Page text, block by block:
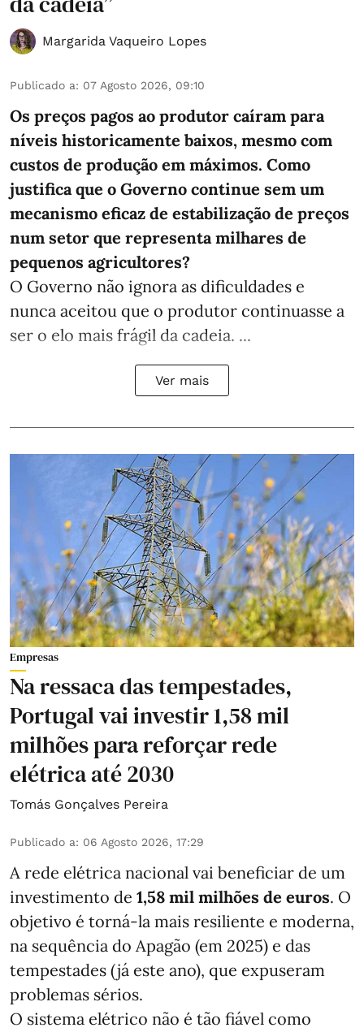
Margarida Vaqueiro Lopes
Publicado a: 07 Agosto 2026, 09:10
Os preços pagos ao produtor caíram para
níveis historicamente baixos, mesmo com
custos de produção em máximos. Como
justifica que o Governo continue sem um
mecanismo eficaz de estabilização de preços
num setor que representa milhares de
pequenos agricultores?
O Governo não ignora as dificuldades e
nunca aceitou que o produtor continuasse a
ser o elo mais frágil da cadeia. ...
Ver mais
Empresas
Na ressaca das tempestades,
Portugal vai investir 1,58 mil
milhões para reforçar rede
elétrica até 2030
Tomás Gonçalves Pereira
Publicado a: 06 Agosto 2026, 17:29
A rede elétrica nacional vai beneficiar de um
investimento de 1,58 mil milhões de euros. O
objetivo é torná-la mais resiliente e moderna,
na sequência do Apagão (em 2025) e das
tempestades (já este ano), que expuseram
problemas sérios.
O sistema elétrico não é tão fiável como